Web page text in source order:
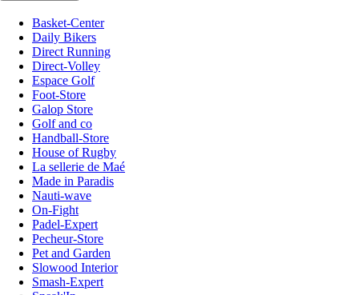
Basket-Center
Daily Bikers
Direct Running
Direct-Volley
Espace Golf
Foot-Store
Galop Store
Golf and co
Handball-Store
House of Rugby
La sellerie de Maé
Made in Paradis
Nauti-wave
On-Fight
Padel-Expert
Pecheur-Store
Pet and Garden
Slowood Interior
Smash-Expert